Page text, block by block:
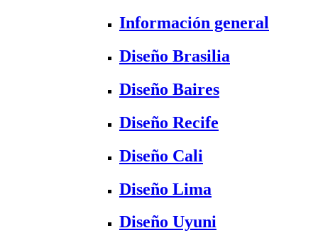
Información general
Diseño Brasilia
Diseño Baires
Diseño Recife
Diseño Cali
Diseño Lima
Diseño Uyuni